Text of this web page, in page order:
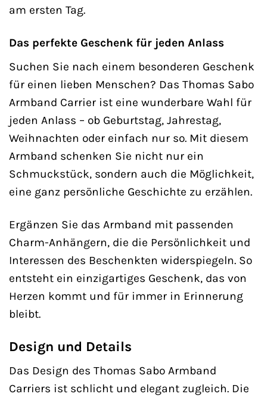
am ersten Tag.
Das perfekte Geschenk für jeden Anlass
Suchen Sie nach einem besonderen Geschenk
für einen lieben Menschen? Das Thomas Sabo
Armband Carrier ist eine wunderbare Wahl für
jeden Anlass – ob Geburtstag, Jahrestag,
Weihnachten oder einfach nur so. Mit diesem
Armband schenken Sie nicht nur ein
Schmuckstück, sondern auch die Möglichkeit,
eine ganz persönliche Geschichte zu erzählen.
Ergänzen Sie das Armband mit passenden
Charm-Anhängern, die die Persönlichkeit und
Interessen des Beschenkten widerspiegeln. So
entsteht ein einzigartiges Geschenk, das von
Herzen kommt und für immer in Erinnerung
bleibt.
Design und Details
Das Design des Thomas Sabo Armband
Carriers ist schlicht und elegant zugleich. Die